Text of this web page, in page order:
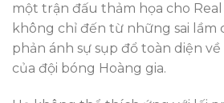
một trận đấu thảm họa cho
không chỉ đến từ những sai lầm
phản ánh sự sụp đổ toàn diện
của đội bóng Hoàng gia.